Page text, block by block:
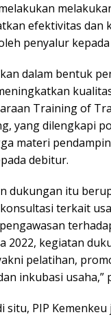
efektivitas dan
penyalur
dalam bentuk
Training of
yang dilengkapi
materi
debitur.
dukungan itu
terkait
2022, kegiatan
pelatihan,
inkubasi usaha,”
situ, PIP